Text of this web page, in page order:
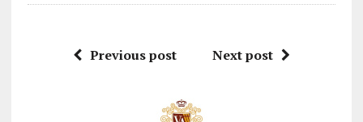
Previous post Next post